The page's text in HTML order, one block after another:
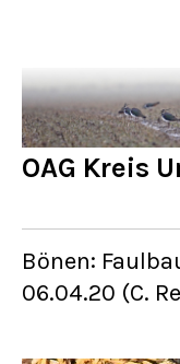
OAG Kreis
Bönen:
06.04.20 (C.